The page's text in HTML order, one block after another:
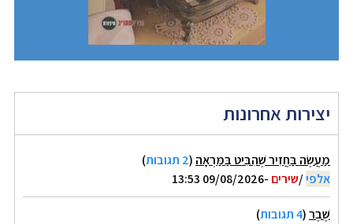
יצירות אחרונות
מַעֲשֶׂה בַּחֲזִיר שֶׁהִבִּיט בַּמַּרְאָה (2 תגובות
)
אלפי/שירים -09/08/2026 13:53
שֶׁבֶר(4 תגובות
)